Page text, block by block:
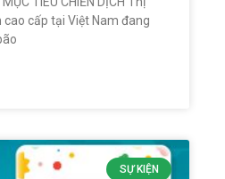
cấp tại Việt Nam đang
SỰ KIỆN